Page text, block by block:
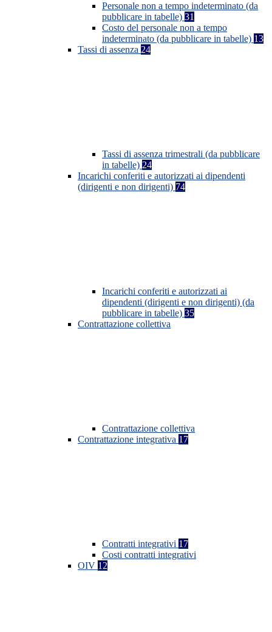
Personale non a tempo indeterminato (da
pubblicare in tabelle) 31
Costo del personale non a tempo
indeterminato (da pubblicare in tabelle) 13
Tassi di assenza 24
Tassi di assenza trimestrali (da pubblicare
in tabelle) 24
Incarichi conferiti e autorizzati ai dipendenti
(dirigenti e non dirigenti) 74
Incarichi conferiti e autorizzati ai
dipendenti (dirigenti e non dirigenti) (da
pubblicare in tabelle) 35
Contrattazione collettiva
Contrattazione collettiva
Contrattazione integrativa 17
Contratti integrativi 17
Costi contratti integrativi
OIV 12